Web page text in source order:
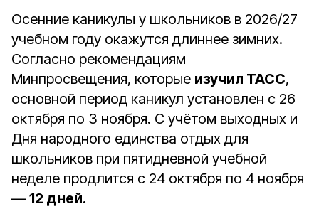
Осенние каникулы у школьников в 2026/27
учебном году окажутся длиннее зимних.
Согласно рекомендациям
Минпросвещения, которые изучил ТАСС,
основной период каникул установлен с 26
октября по 3 ноября. С учётом выходных и
Дня народного единства отдых для
школьников при пятидневной учебной
неделе продлится с 24 октября по 4 ноября
— 12 дней.